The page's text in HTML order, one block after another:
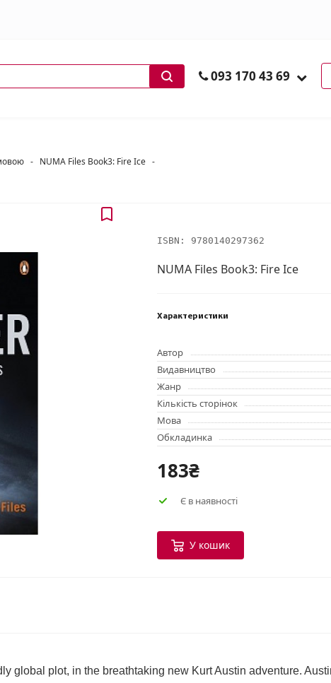
093 170 43 69
- NUMA Files Book3: Fire Ice -
ISBN: 9780140297362
NUMA Files Book3: Fire Ice
Характеристики
Автор
Видавництво
Жанр
Кількість сторінок
Мова
Обкладинка
183₴
Є в наявності
У кошик
global plot, in the breathtaking new Kurt Austin adventure.